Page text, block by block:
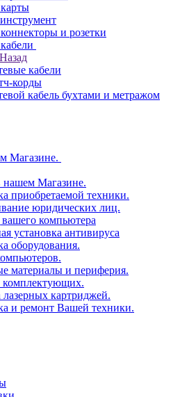
и розетки
Назад
кабели
корды
кабель бухтами и метражом
Магазине.
нашем Магазине.
приобретаемой техники.
юридических лиц.
компьютера
установка антивируса
оборудования.
материалы и периферия.
лазерных картриджей.
и ремонт Вашей техники.